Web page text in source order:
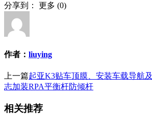
分享到： 更多 (0)
作者： liuying
上一篇起亚K3贴车顶膜、安装车载导航
志加装RPA平衡杆防倾杆
相关推荐